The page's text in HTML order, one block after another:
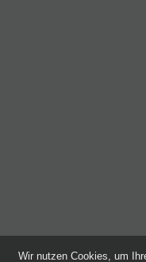
Wir nutzen Cookies, um